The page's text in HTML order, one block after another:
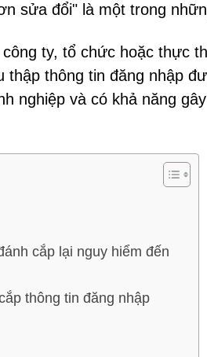
sửa đổi" là một trong
ty, tổ chức hoặc thực
thông tin đăng nhập
nghiệp và có khả năng
cắp lại nguy hiểm đến
thông tin đăng nhập